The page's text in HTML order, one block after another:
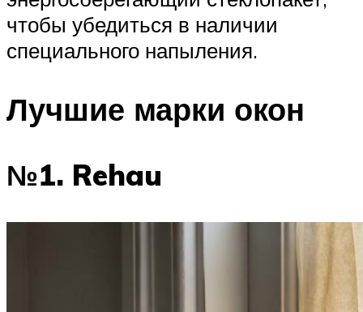
чтобы убедиться в наличии
специального напыления.
Лучшие марки окон
№1. Rehau